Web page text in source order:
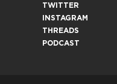
TWITTER
INSTAGRAM
THREADS
PODCAST